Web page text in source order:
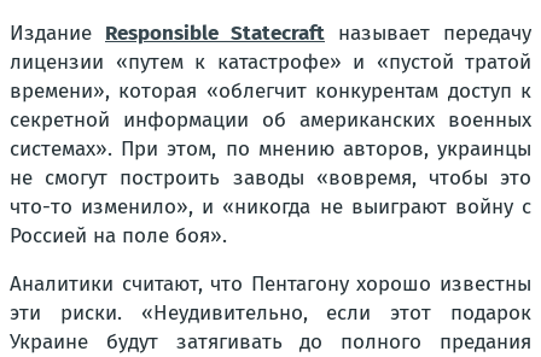
Издание Responsible Statecraft называет передачу
лицензии «путем к катастрофе» и «пустой тратой
времени», которая «облегчит конкурентам доступ к
секретной информации об американских военных
системах». При этом, по мнению авторов, украинцы
не смогут построить заводы «вовремя, чтобы это
что-то изменило», и «никогда не выиграют войну с
Россией на поле боя».
Аналитики считают, что Пентагону хорошо известны
эти риски. «Неудивительно, если этот подарок
Украине будут затягивать до полного предания